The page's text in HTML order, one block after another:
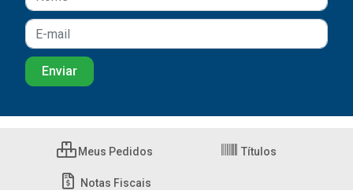
Meus Pedidos Títulos
Notas Fiscais